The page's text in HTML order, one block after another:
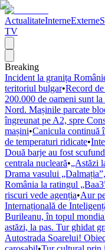
ActualitateInterneExterne
TV
Breaking
Incident la granița
teritoriul bulgar•Record
200.000 de oameni sunt la
Nord. Mașinile parcate
îngreunat pe A2, spre
mașini•Canicula continuă
de temperaturi ridicate•
Două barje au fost
centrala nucleară•„Astăzi
Drama vasului
România la ratingul
riscuri vede agenția•Aur
Internațională de
Burileanu, în topul
astăzi, la pas. Tur ghidat
Autostrada Soarelui!